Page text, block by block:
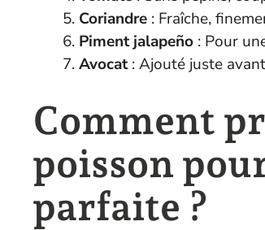
Coriandre : Fraîche,
Piment jalapeño : Pour
Avocat: Ajouté juste
Comment
poisson
parfaite ?